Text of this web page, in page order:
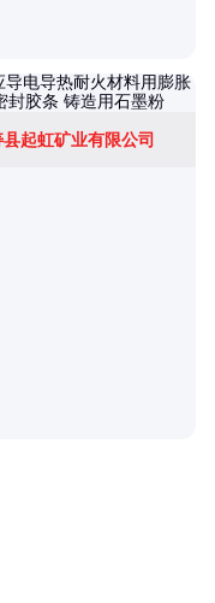
县起虹矿业有限公司